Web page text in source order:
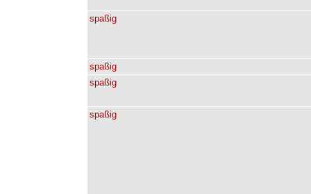
spaßig
spaßig
spaßig
spaßig